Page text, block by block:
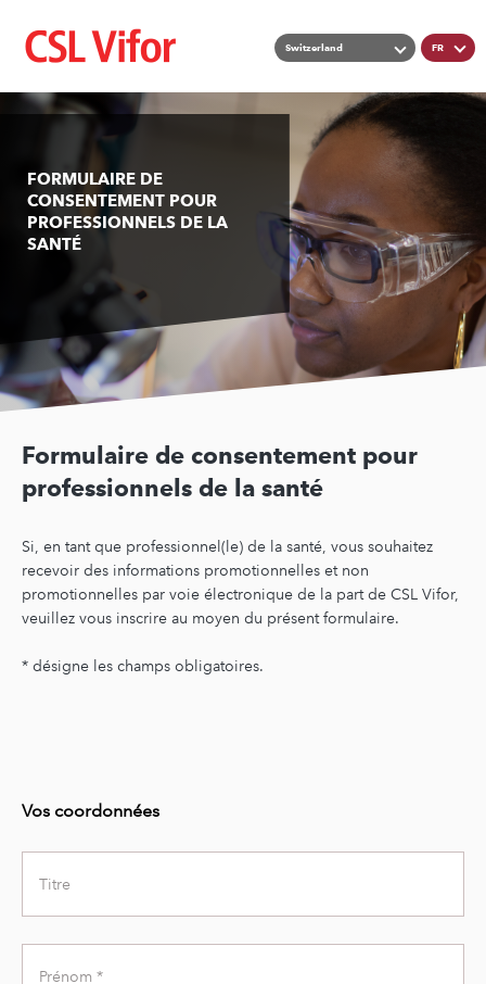
main
Switzerland
List additional
FR
FORMULAIRE DE
CONSENTEMENT POUR
PROFESSIONNELS DE LA
SANTÉ
Formulaire de consentement pour
professionnels de la santé
Si, en tant que professionnel(le) de la santé, vous souhaitez
recevoir des informations promotionnelles et non
promotionnelles par voie électronique de la part de CSL Vifor,
veuillez vous inscrire au moyen du présent formulaire.
* désigne les champs obligatoires.
Vos coordonnées
Title
First